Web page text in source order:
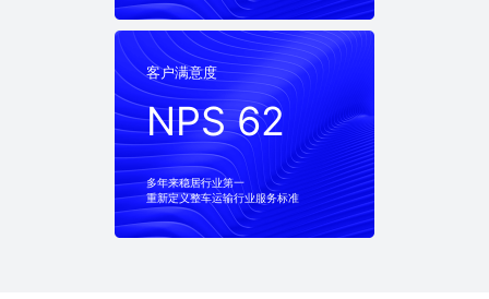
客户满意度
NPS 62
客户满意度
NPS 62
多年来稳居行业第一
重新定义整车运输行业服务标准